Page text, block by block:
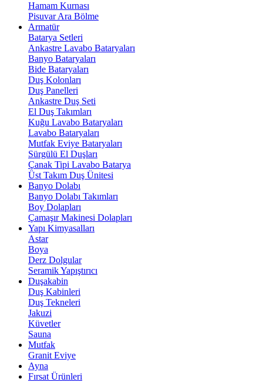
Hamam Kurnası
Pisuvar Ara Bölme
Armatür
Batarya Setleri
Ankastre Lavabo Bataryaları
Banyo Bataryaları
Bide Bataryaları
Duş Kolonları
Duş Panelleri
Ankastre Duş Seti
El Duş Takımları
Kuğu Lavabo Bataryaları
Lavabo Bataryaları
Mutfak Eviye Bataryaları
Sürgülü El Duşları
Çanak Tipi Lavabo Batarya
Üst Takım Duş Ünitesi
Banyo Dolabı
Banyo Dolabı Takımları
Boy Dolapları
Çamaşır Makinesi Dolapları
Yapı Kimyasalları
Astar
Boya
Derz Dolgular
Seramik Yapıştırıcı
Duşakabin
Duş Kabinleri
Duş Tekneleri
Jakuzi
Küvetler
Sauna
Mutfak
Granit Eviye
Ayna
Fırsat Ürünleri